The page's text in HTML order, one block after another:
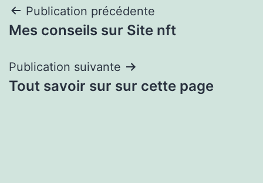
Navigation
de
l’article
Publication précédente
Mes conseils sur Site nft
Publication suivante
Tout savoir sur sur cette page